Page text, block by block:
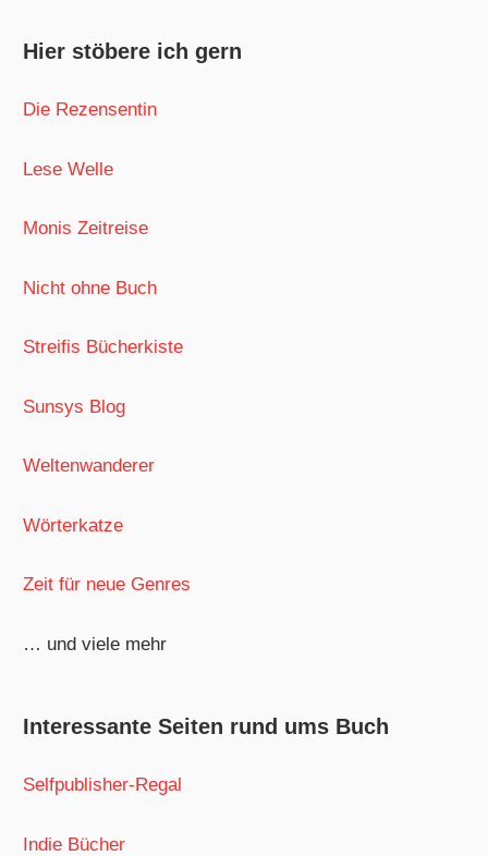
Hier stöbere ich gern
Die Rezensentin
Lese Welle
Monis Zeitreise
Nicht ohne Buch
Streifis Bücherkiste
Sunsys Blog
Weltenwanderer
Wörterkatze
Zeit für neue Genres
… und viele mehr
Interessante Seiten rund ums Buch
Selfpublisher-Regal
Indie Bücher